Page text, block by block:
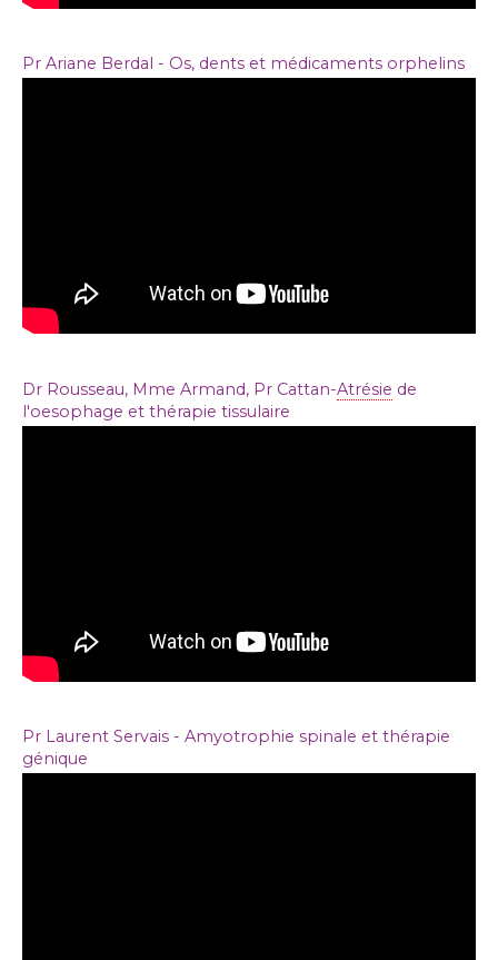
Pr Ariane Berdal - Os, dents et médicaments orphelins
Dr Rousseau, Mme Armand, Pr Cattan-Atrésie de
l'oesophage et thérapie tissulaire
Pr Laurent Servais - Amyotrophie spinale et thérapie
génique